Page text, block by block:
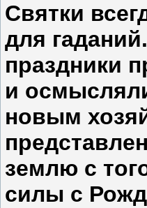
Святки
для
праздники
и
новым
землю с
силы с